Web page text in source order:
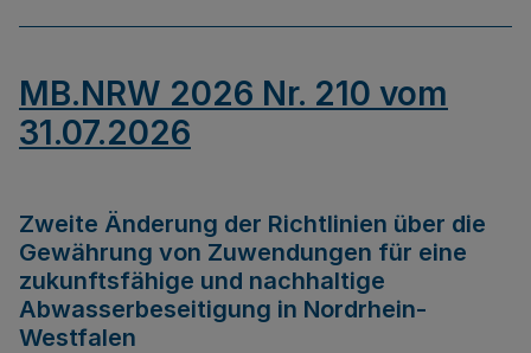
MB.NRW 2026 Nr. 210 vom
31.07.2026
Zweite Änderung der Richtlinien über die
Gewährung von Zuwendungen für eine
zukunftsfähige und nachhaltige
Abwasserbeseitigung in Nordrhein-
Westfalen